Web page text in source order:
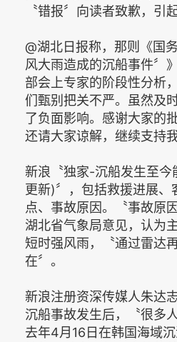
〝错报〞向读者致歉，引
@湖北日报称，那则《国
风大雨造成的沉船事件〞
部会上专家的阶段性分析
们甄别把关不严。虽然及
了负面影响。感谢大家的
还请大家谅解，继续支持
新浪〝独家-沉船发生至今
更新)〞，包括救援进展、
点、事故原因。〝事故原
湖北省气象局意见，认为
短时强风雨，〝通过雷达
在〞。
新浪注册资深传媒人朱达
沉船事故发生后，〝很多
去年4月16日在韩国海域沉